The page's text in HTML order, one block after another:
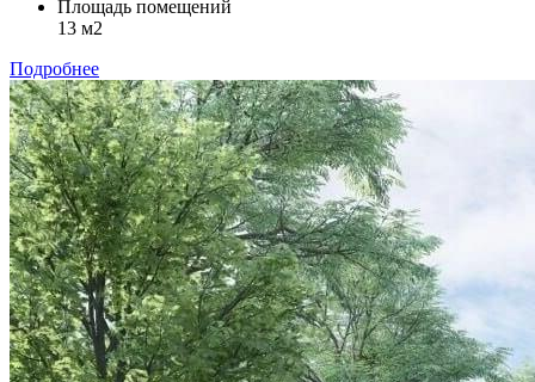
Площадь помещений
13 м2
Подробнее